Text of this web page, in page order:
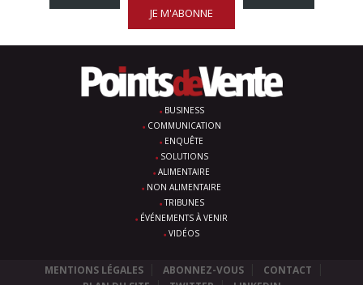
JE M'ABONNE
BUSINESS
COMMUNICATION
ENQUÊTE
SOLUTIONS
ALIMENTAIRE
NON ALIMENTAIRE
TRIBUNES
ÉVÉNEMENTS À VENIR
VIDÉOS
MENTIONS LÉGALES ABONNEZ-VOUS
CONTACT